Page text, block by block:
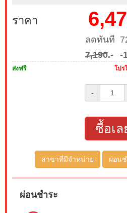
ราคา
ลดทันที
7,190.- -
ส่งฟรี โปร
-
ซื้อเล
สาขาที่มีจำหน่าย ผ่อน
ผ่อนชำระ